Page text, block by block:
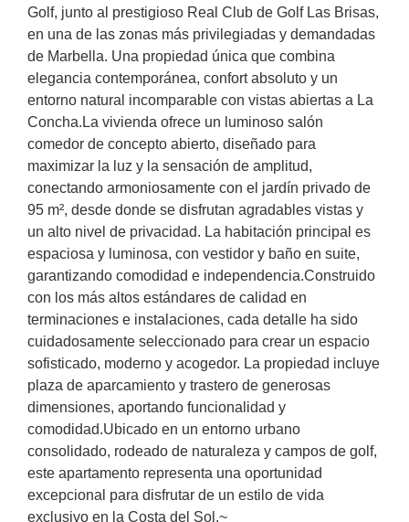
Golf, junto al prestigioso Real Club de Golf Las Brisas,
en una de las zonas más privilegiadas y demandadas
de Marbella. Una propiedad única que combina
elegancia contemporánea, confort absoluto y un
entorno natural incomparable con vistas abiertas a La
Concha.La vivienda ofrece un luminoso salón
comedor de concepto abierto, diseñado para
maximizar la luz y la sensación de amplitud,
conectando armoniosamente con el jardín privado de
95 m², desde donde se disfrutan agradables vistas y
un alto nivel de privacidad. La habitación principal es
espaciosa y luminosa, con vestidor y baño en suite,
garantizando comodidad e independencia.Construido
con los más altos estándares de calidad en
terminaciones e instalaciones, cada detalle ha sido
cuidadosamente seleccionado para crear un espacio
sofisticado, moderno y acogedor. La propiedad incluye
plaza de aparcamiento y trastero de generosas
dimensiones, aportando funcionalidad y
comodidad.Ubicado en un ‌entorno ‌urbano
‌consolidado, ‌rodeado de ‌naturaleza ‌y ‌campos ‌de ‌golf,
este ‌apartamento representa una oportunidad
‌excepcional ‌para disfrutar ‌de ‌un ‌estilo de vida
‌exclusivo ‌en ‌la ‌Costa ‌del ‌Sol.~